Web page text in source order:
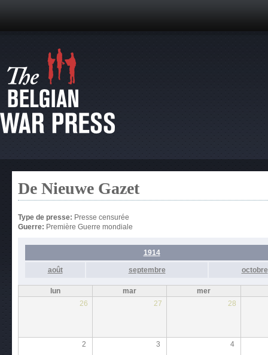
De Nieuwe Gazet
Type de presse: Presse censurée
Guerre: Première Guerre mondiale
1914
août septembre octobre
lun mar
mer
26
27 28
2 3 4